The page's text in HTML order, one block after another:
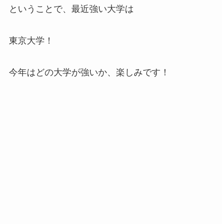
ということで、最近強い大学は
東京大学！
今年はどの大学が強いか、楽しみです！